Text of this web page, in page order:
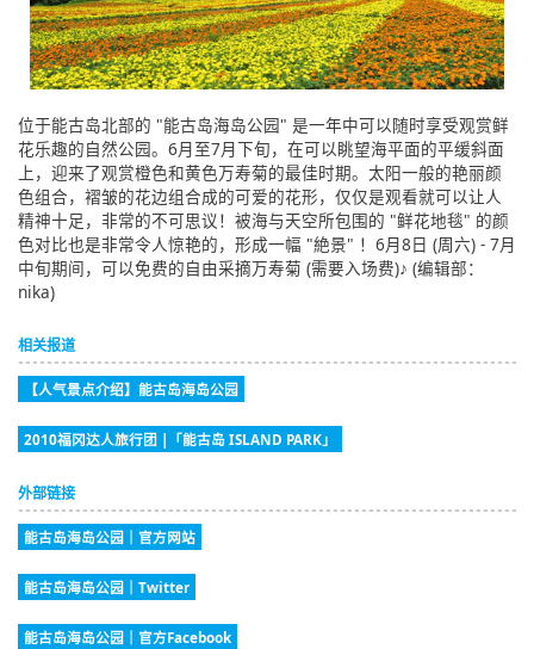
位于能古岛北部的 "能古岛海岛公园" 是一年中可以随时享受观赏鲜
花乐趣的自然公园。6月至7月下旬，在可以眺望海平面的平缓斜面
上，迎来了观赏橙色和黄色万寿菊的最佳时期。太阳一般的艳丽颜
色组合，褶皱的花边组合成的可爱的花形，仅仅是观看就可以让人
精神十足，非常的不可思议！被海与天空所包围的 "鲜花地毯" 的颜
色对比也是非常令人惊艳的，形成一幅 "絶景" ！6月8日 (周六) - 7月
中旬期间，可以免费的自由采摘万寿菊 (需要入场费)♪ (编辑部：
nika)
相关报道
【人气景点介绍】能古岛海岛公园
2010福冈达人旅行团 |「能古岛 ISLAND PARK」
外部链接
能古岛海岛公园｜官方网站
能古岛海岛公园｜Twitter
能古岛海岛公园｜官方Facebook